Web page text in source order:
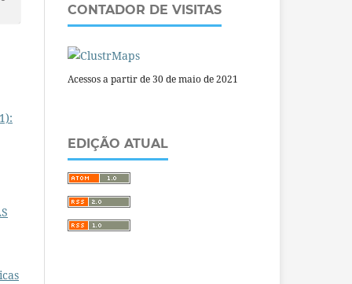
CONTADOR DE VISITAS
Acessos a partir de 30 de maio de 2021
EDIÇÃO ATUAL